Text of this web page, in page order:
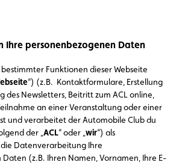
Ihre personenbezogenen Daten
Funktionen dieser Webseite
“) (z.B. Kontaktformulare, Erstellung
des Newsletters, Beitritt zum ACL online,
an einer Veranstaltung oder einer
und verarbeitet der Automobile Club du
der „ ACL“ oder „ wir“) als
Datenverarbeitung Ihre
(z.B. Ihren Namen, Vornamen, Ihre E-